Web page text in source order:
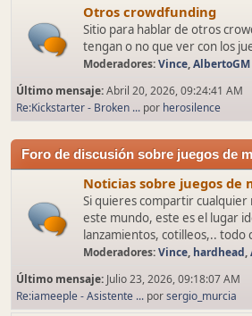
Otros crowdfunding
Sitio para hablar de otros
tengan o no que ver con los
Moderadores:Vince,AlbertoGM
Último mensaje:Abril 20, 2026, 09:24:41 AM
Re:Kickstarter - Broken ... por herosilence
Foro de discusión sobre juegos de
Noticias sobre juegos de
Si quieres compartir cualquier
este mundo, este es el lugar
lanzamientos, cotilleos,.. todo
Moderadores:Vince, hardhead,
Último mensaje: Julio 23, 2026, 09:18:07 AM
Re:iameeple - Asistente ... porsergio_murcia